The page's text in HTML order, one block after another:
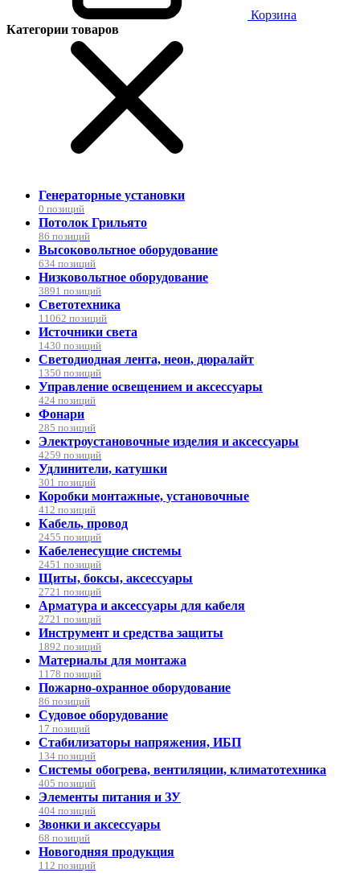
Корзина
Категории товаров
Генераторные установки
0 позиций
Потолок Грильято
86 позиций
Высоковольтное оборудование
634 позиций
Низковольтное оборудование
3891 позиций
Светотехника
11062 позиций
Источники света
1430 позиций
Светодиодная лента, неон, дюралайт
1350 позиций
Управление освещением и аксессуары
424 позиций
Фонари
285 позиций
Электроустановочные изделия и аксессуары
4259 позиций
Удлинители, катушки
301 позиций
Коробки монтажные, установочные
412 позиций
Кабель, провод
2455 позиций
Кабеленесущие системы
2451 позиций
Щиты, боксы, аксессуары
2721 позиций
Арматура и аксессуары для кабеля
2721 позиций
Инструмент и средства защиты
1892 позиций
Материалы для монтажа
1178 позиций
Пожарно-охранное оборудование
86 позиций
Судовое оборудование
17 позиций
Стабилизаторы напряжения, ИБП
134 позиций
Системы обогрева, вентиляции, климатотехника
405 позиций
Элементы питания и ЗУ
404 позиций
Звонки и аксессуары
68 позиций
Новогодняя продукция
112 позиций